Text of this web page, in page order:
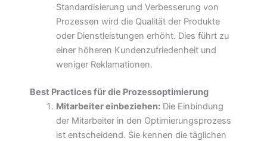
Standardisierung und Verbesserung von
Prozessen wird die Qualität der Produkte
oder Dienstleistungen erhöht. Dies führt zu
einer höheren Kundenzufriedenheit und
weniger Reklamationen.
Best Practices für die Prozessoptimierung
Mitarbeiter einbeziehen:Die Einbindung
der Mitarbeiter in den Optimierungsprozess
ist entscheidend. Sie kennen die täglichen